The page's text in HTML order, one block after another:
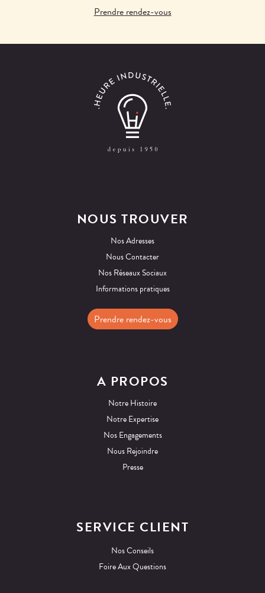
Prendre rendez-vous
NOUS TROUVER
Nos Adresses
Nous Contacter
Nos Réseaux Sociaux
Informations pratiques
Prendre rendez-vous
A PROPOS
Notre Histoire
Notre Expertise
Nos Engagements
Nous Rejoindre
Presse
SERVICE CLIENT
Nos Conseils
Foire Aux Questions